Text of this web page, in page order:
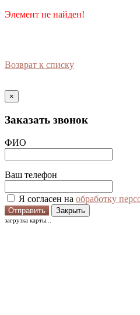
Элемент не найден!
Возврат к списку
×
Заказать звонок
ФИО
Ваш телефон
Я согласен на обработку
Отправить Закрыть
загрузка карты...